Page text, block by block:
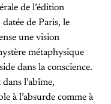
de l’édition
datée de Paris, le
une vision
métaphysique
dans la conscience.
l’abîme,
à l’absurde comme à